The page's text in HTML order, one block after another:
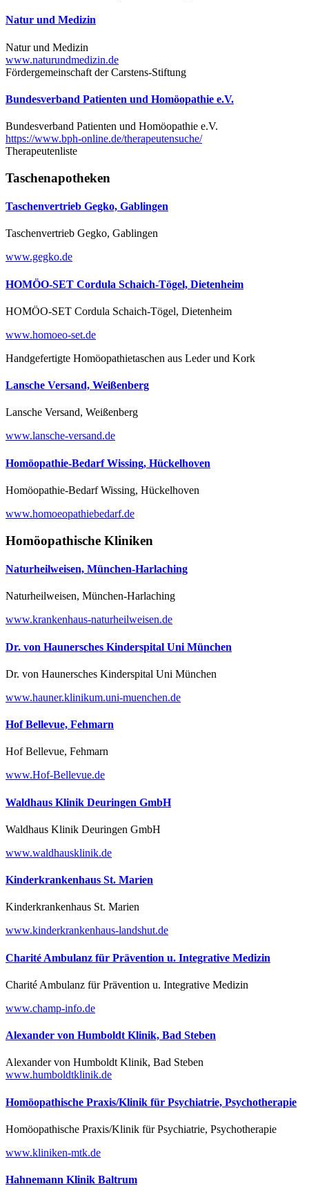
Natur und Medizin
Natur und Medizin
www.naturundmedizin.de
Fördergemeinschaft der Carstens-Stiftung
Bundesverband Patienten und Homöopathie e.V.
Bundesverband Patienten und Homöopathie e.V.
https://www.bph-online.de/therapeutensuche/
Therapeutenliste
Taschenapotheken
Taschenvertrieb Gegko, Gablingen
Taschenvertrieb Gegko, Gablingen
www.gegko.de
HOMÖO-SET Cordula Schaich-Tögel, Dietenheim
HOMÖO-SET Cordula Schaich-Tögel, Dietenheim
www.homoeo-set.de
Handgefertigte Homöopathietaschen aus Leder und Kork
Lansche Versand, Weißenberg
Lansche Versand, Weißenberg
www.lansche-versand.de
Homöopathie-Bedarf Wissing, Hückelhoven
Homöopathie-Bedarf Wissing, Hückelhoven
www.homoeopathiebedarf.de
Homöopathische Kliniken
Naturheilweisen, München-Harlaching
Naturheilweisen, München-Harlaching
www.krankenhaus-naturheilweisen.de
Dr. von Haunersches Kinderspital Uni München
Dr. von Haunersches Kinderspital Uni München
www.hauner.klinikum.uni-muenchen.de
Hof Bellevue, Fehmarn
Hof Bellevue, Fehmarn
www.Hof-Bellevue.de
Waldhaus Klinik Deuringen GmbH
Waldhaus Klinik Deuringen GmbH
www.waldhausklinik.de
Kinderkrankenhaus St. Marien
Kinderkrankenhaus St. Marien
www.kinderkrankenhaus-landshut.de
Charité Ambulanz für Prävention u. Integrative Medizin
Charité Ambulanz für Prävention u. Integrative Medizin
www.champ-info.de
Alexander von Humboldt Klinik, Bad Steben
Alexander von Humboldt Klinik, Bad Steben
www.humboldtklinik.de
Homöopathische Praxis/Klinik für Psychiatrie, Psychotherapie
Homöopathische Praxis/Klinik für Psychiatrie, Psychotherapie
www.kliniken-mtk.de
Hahnemann Klinik Baltrum